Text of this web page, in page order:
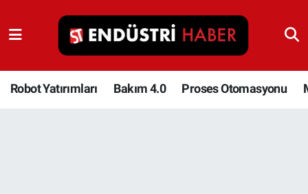
Robot Yatırımları Bakım 4.0 Proses Otomasyonu
Robot Yatırımları
Bakım 4.0